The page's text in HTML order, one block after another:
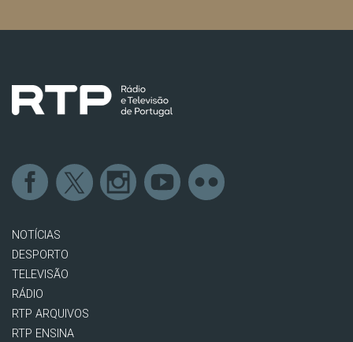
NOTÍCIAS
DESPORTO
TELEVISÃO
RÁDIO
RTP ARQUIVOS
RTP ENSINA